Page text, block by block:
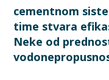
cementnom
time stvara
Neke od